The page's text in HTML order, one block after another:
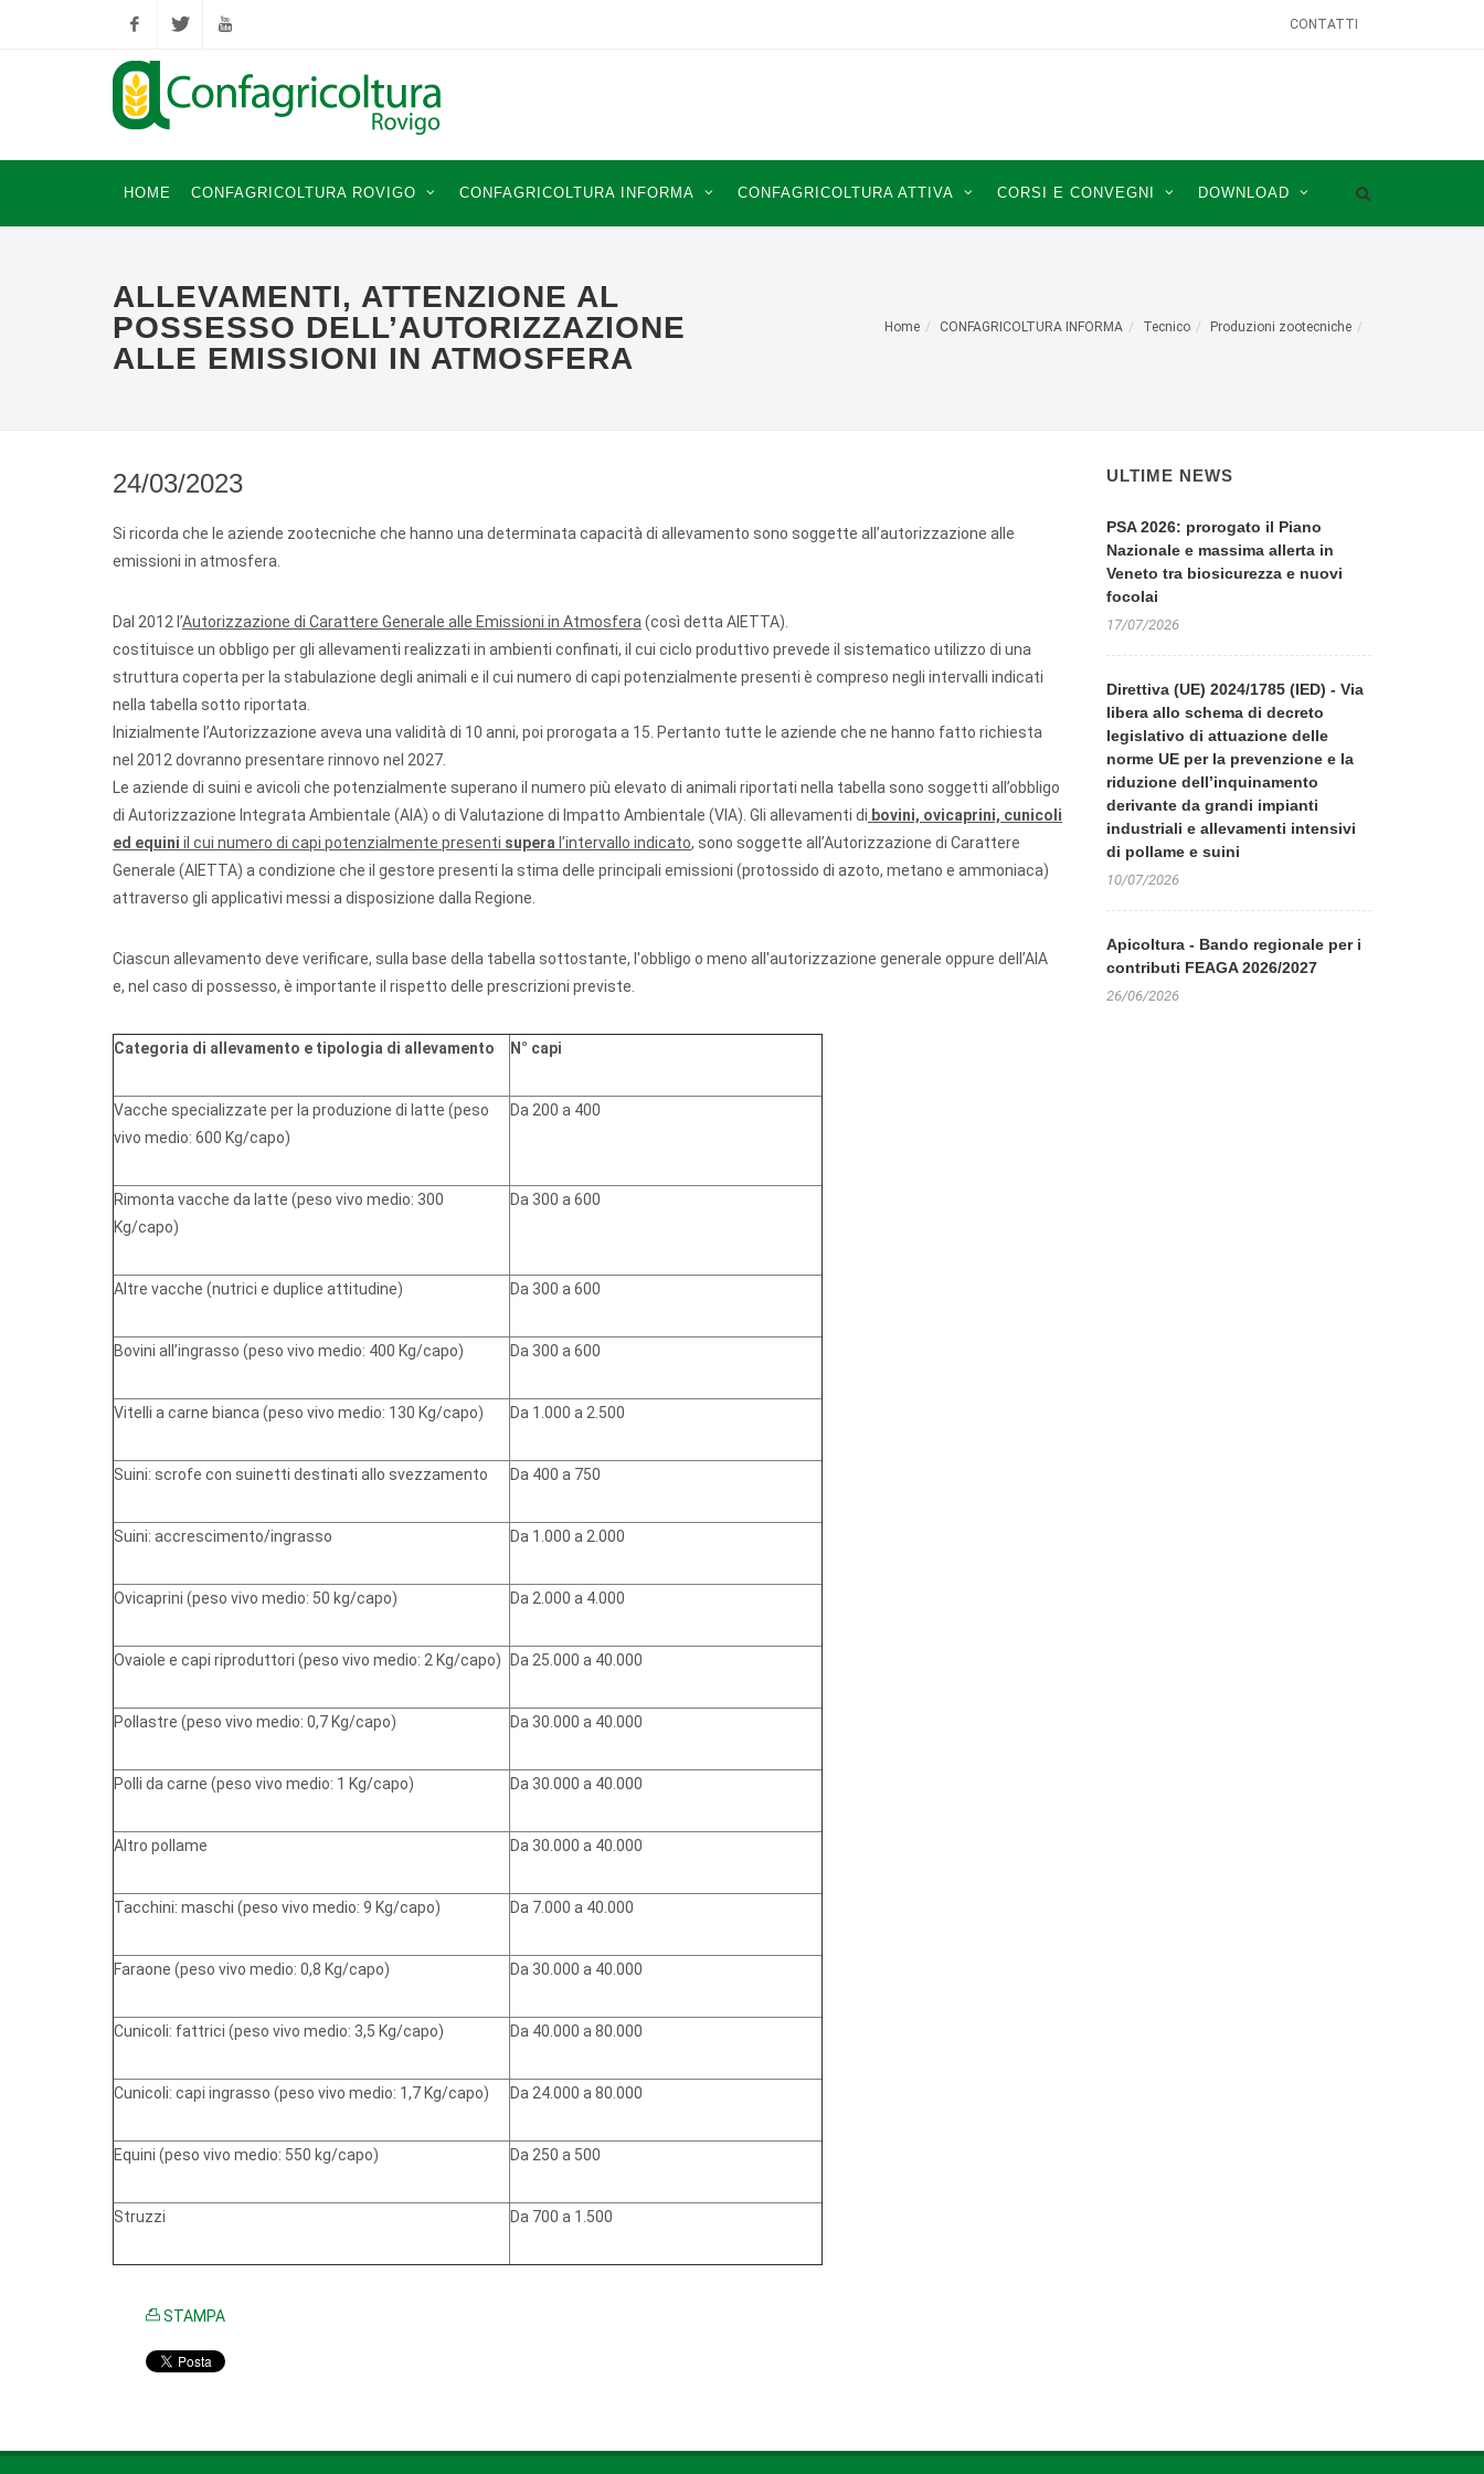
FacebookTwitter YouTube
CONTATTI
HOME CONFAGRICOLTURA ROVIGO CONFAGRICOLTURA INFORMA CONFAGRICOLTURA ATTIVA CORSI E CONVEGNI DOWNLOAD
ALLEVAMENTI, ATTENZIONE AL
POSSESSO DELL’AUTORIZZAZIONE
ALLE EMISSIONI IN ATMOSFERA
Home CONFAGRICOLTURA INFORMA Tecnico Produzioni zootecniche
24/03/2023
Si ricorda che le aziende zootecniche che hanno una determinata capacità di allevamento sono soggette all’autorizzazione alle
emissioni in atmosfera.
Dal 2012 l’Autorizzazione di Carattere Generale alle Emissioni in Atmosfera (così detta AIETTA).
costituisce un obbligo per gli allevamenti realizzati in ambienti confinati, il cui ciclo produttivo prevede il sistematico utilizzo di una
struttura coperta per la stabulazione degli animali e il cui numero di capi potenzialmente presenti è compreso negli intervalli indicati
nella tabella sotto riportata.
Inizialmente l’Autorizzazione aveva una validità di 10 anni, poi prorogata a 15. Pertanto tutte le aziende che ne hanno fatto richiesta
nel 2012 dovranno presentare rinnovo nel 2027.
Le aziende di suini e avicoli che potenzialmente superano il numero più elevato di animali riportati nella tabella sono soggetti all’obbligo
di Autorizzazione Integrata Ambientale (AIA) o di Valutazione di Impatto Ambientale (VIA). Gli allevamenti di bovini, ovicaprini, cunicoli
ed equini il cui numero di capi potenzialmente presenti supera l’intervallo indicato, sono soggette all’Autorizzazione di Carattere
Generale (AIETTA) a condizione che il gestore presenti la stima delle principali emissioni (protossido di azoto, metano e ammoniaca)
attraverso gli applicativi messi a disposizione dalla Regione.
Ciascun allevamento deve verificare, sulla base della tabella sottostante, l'obbligo o meno all'autorizzazione generale oppure dell’AIA
e, nel caso di possesso, è importante il rispetto delle prescrizioni previste.
Categoria di allevamento e tipologia di allevamento N° capi
Vacche specializzate per la produzione di latte (peso
vivo medio: 600 Kg/capo)
Da 200 a 400
Rimonta vacche da latte (peso vivo medio: 300
Kg/capo)
Da 300 a 600
Altre vacche (nutrici e duplice attitudine) Da 300 a 600
Bovini all’ingrasso (peso vivo medio: 400 Kg/capo) Da 300 a 600
Vitelli a carne bianca (peso vivo medio: 130 Kg/capo) Da 1.000 a 2.500
Suini: scrofe con suinetti destinati allo svezzamento Da 400 a 750
Suini: accrescimento/ingrasso Da 1.000 a 2.000
Ovicaprini (peso vivo medio: 50 kg/capo) Da 2.000 a 4.000
Ovaiole e capi riproduttori (peso vivo medio: 2 Kg/capo) Da 25.000 a 40.000
Pollastre (peso vivo medio: 0,7 Kg/capo) Da 30.000 a 40.000
Polli da carne (peso vivo medio: 1 Kg/capo) Da 30.000 a 40.000
Altro pollame Da 30.000 a 40.000
Tacchini: maschi (peso vivo medio: 9 Kg/capo) Da 7.000 a 40.000
Faraone (peso vivo medio: 0,8 Kg/capo) Da 30.000 a 40.000
Cunicoli: fattrici (peso vivo medio: 3,5 Kg/capo) Da 40.000 a 80.000
Cunicoli: capi ingrasso (peso vivo medio: 1,7 Kg/capo) Da 24.000 a 80.000
Equini (peso vivo medio: 550 kg/capo) Da 250 a 500
Struzzi Da 700 a 1.500
STAMPA
ULTIME NEWS
PSA 2026: prorogato il Piano
Nazionale e massima allerta in
Veneto tra biosicurezza e nuovi
focolai
17/07/2026
Direttiva (UE) 2024/1785 (IED) - Via
libera allo schema di decreto
legislativo di attuazione delle
norme UE per la prevenzione e la
riduzione dell’inquinamento
derivante da grandi impianti
industriali e allevamenti intensivi
di pollame e suini
10/07/2026
Apicoltura - Bando regionale per i
contributi FEAGA 2026/2027
26/06/2026